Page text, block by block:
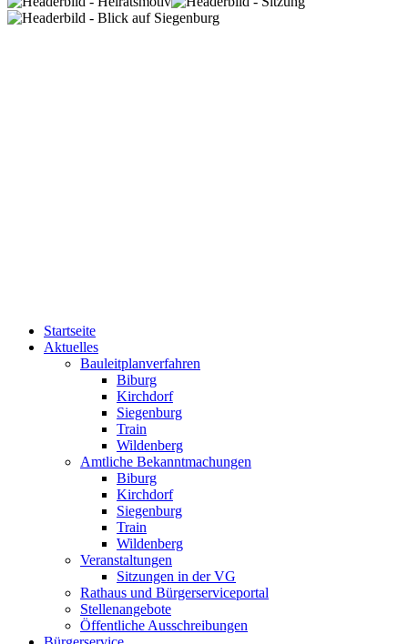
Startseite
Aktuelles
Bauleitplanverfahren
Biburg
Kirchdorf
Siegenburg
Train
Wildenberg
Amtliche Bekanntmachungen
Biburg
Kirchdorf
Siegenburg
Train
Wildenberg
Veranstaltungen
Sitzungen in der VG
Rathaus und Bürgerserviceportal
Stellenangebote
Öffentliche Ausschreibungen